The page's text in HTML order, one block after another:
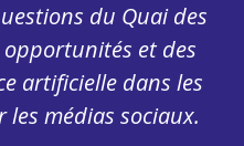
du Quai des
et des
artificielle dans les
médias sociaux.